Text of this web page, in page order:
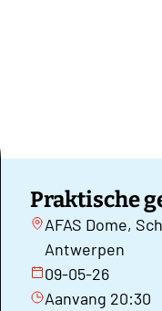
Praktische
AFAS Dome,
Antwerpen
09-05-26
Aanvang 20:30